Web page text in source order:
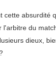
cette absurdité
l'arbitre du
dieux,